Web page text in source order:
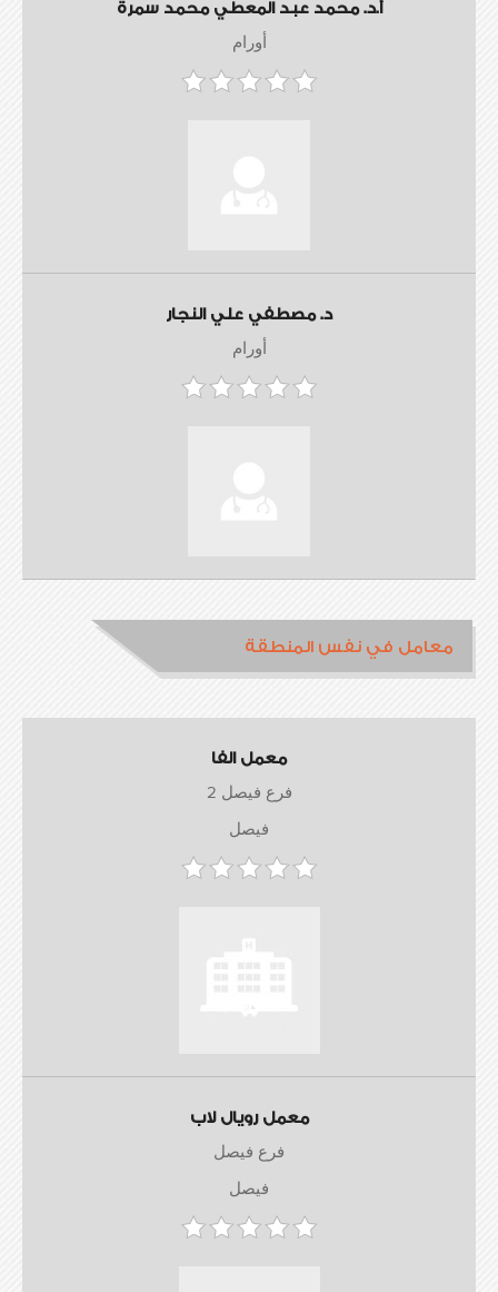
أ.د. محمد عبد المعطي محمد سمرة
أورام
د. مصطفي علي النجار
أورام
معامل في نفس المنطقة
معمل الفا
فرع فيصل 2
فيصل
معمل رويال لاب
فرع فيصل
فيصل